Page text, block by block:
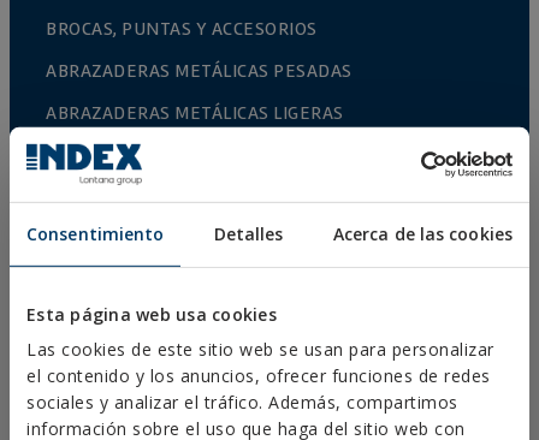
Consentimiento Detalles Acerca de las cookies
Esta página web usa cookies
Las cookies de este sitio web se usan para personalizar
el contenido y los anuncios, ofrecer funciones de redes
sociales y analizar el tráfico. Además, compartimos
información sobre el uso que haga del sitio web con
BROCAS, PUNTAS Y ACCESORIOS
ABRAZADERAS METÁLICAS PESADAS
ABRAZADERAS METÁLICAS LIGERAS
SISTEMAS DE PROTECCIÓN CONTRA INCENDIOS
SOPORTES PARA CANALONES
ABRAZADERAS PLÁSTICAS
SISTEMAS DE INSTALACIÓN Y FIJACIONES PARA
PANELES SOLARES
VARILLA ROSCADA Y ACCESORIOS DE FIJACIÓN
FIJACIÓN PARA SANITARIOS Y CLIMATIZACIÓN